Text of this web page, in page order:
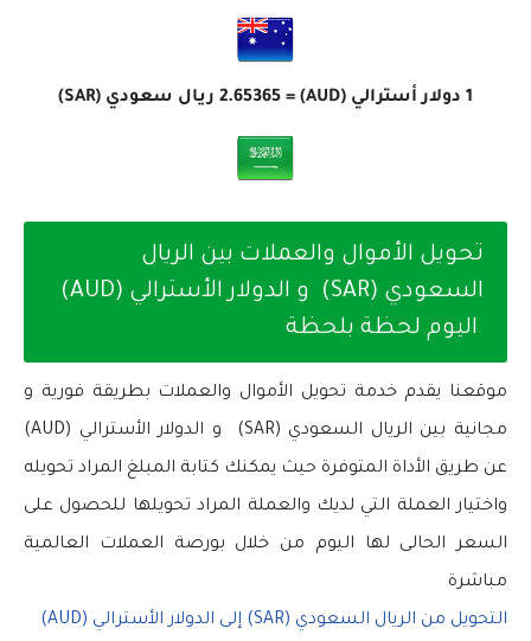
1 دولار أسترالي (AUD) = 2.65365 ريال سعودي (SAR)
تحويل الأموال والعملات بين الريال
السعودي (SAR) و الدولار الأسترالي (AUD)
اليوم لحظة بلحظة
موقعنا يقدم خدمة تحويل الأموال والعملات بطريقة فورية و
مجانية بين الريال السعودي (SAR) و الدولار الأسترالي (AUD)
عن طريق الأداة المتوفرة حيث يمكنك كتابة المبلغ المراد تحويله
واختيار العملة التي لديك والعملة المراد تحويلها للحصول على
السعر الحالى لها اليوم من خلال بورصة العملات العالمية
مباشرة
التحويل من الريال السعودي (SAR) إلى الدولار الأسترالي (AUD)